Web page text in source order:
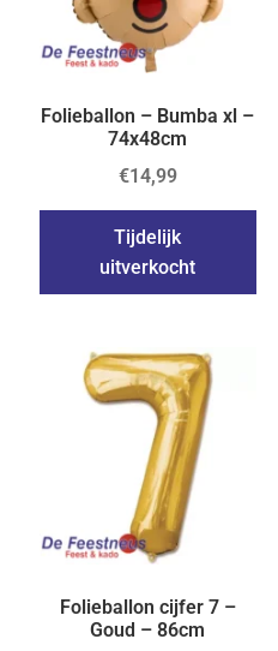
Folieballon – Bumba xl –
74x48cm
€14,99
Tijdelijk
uitverkocht
Folieballon cijfer 7 –
Goud – 86cm